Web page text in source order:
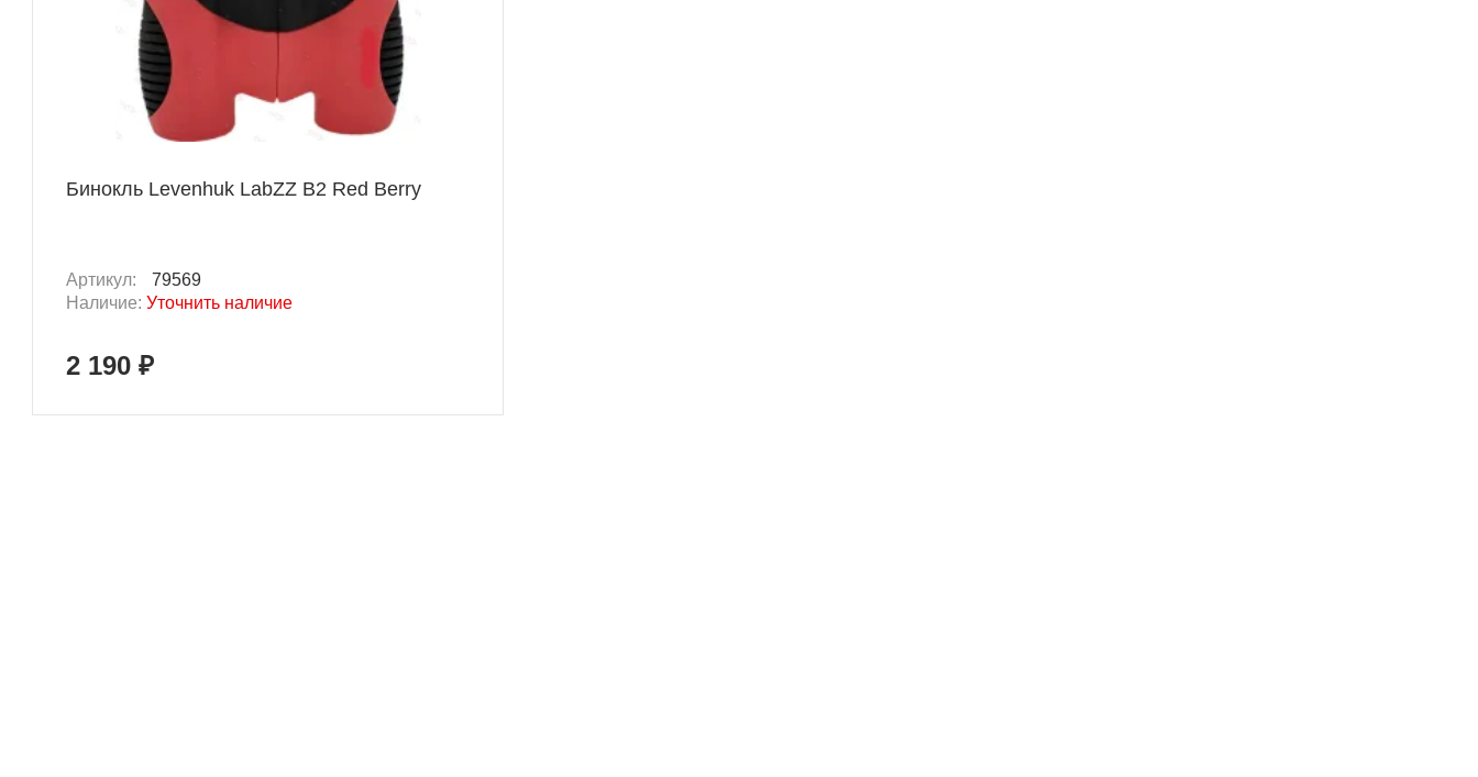
Бинокль Levenhuk LabZZ B2 Red Berry
Артикул:
79569
Наличие: Уточнить наличие
2 190 ₽